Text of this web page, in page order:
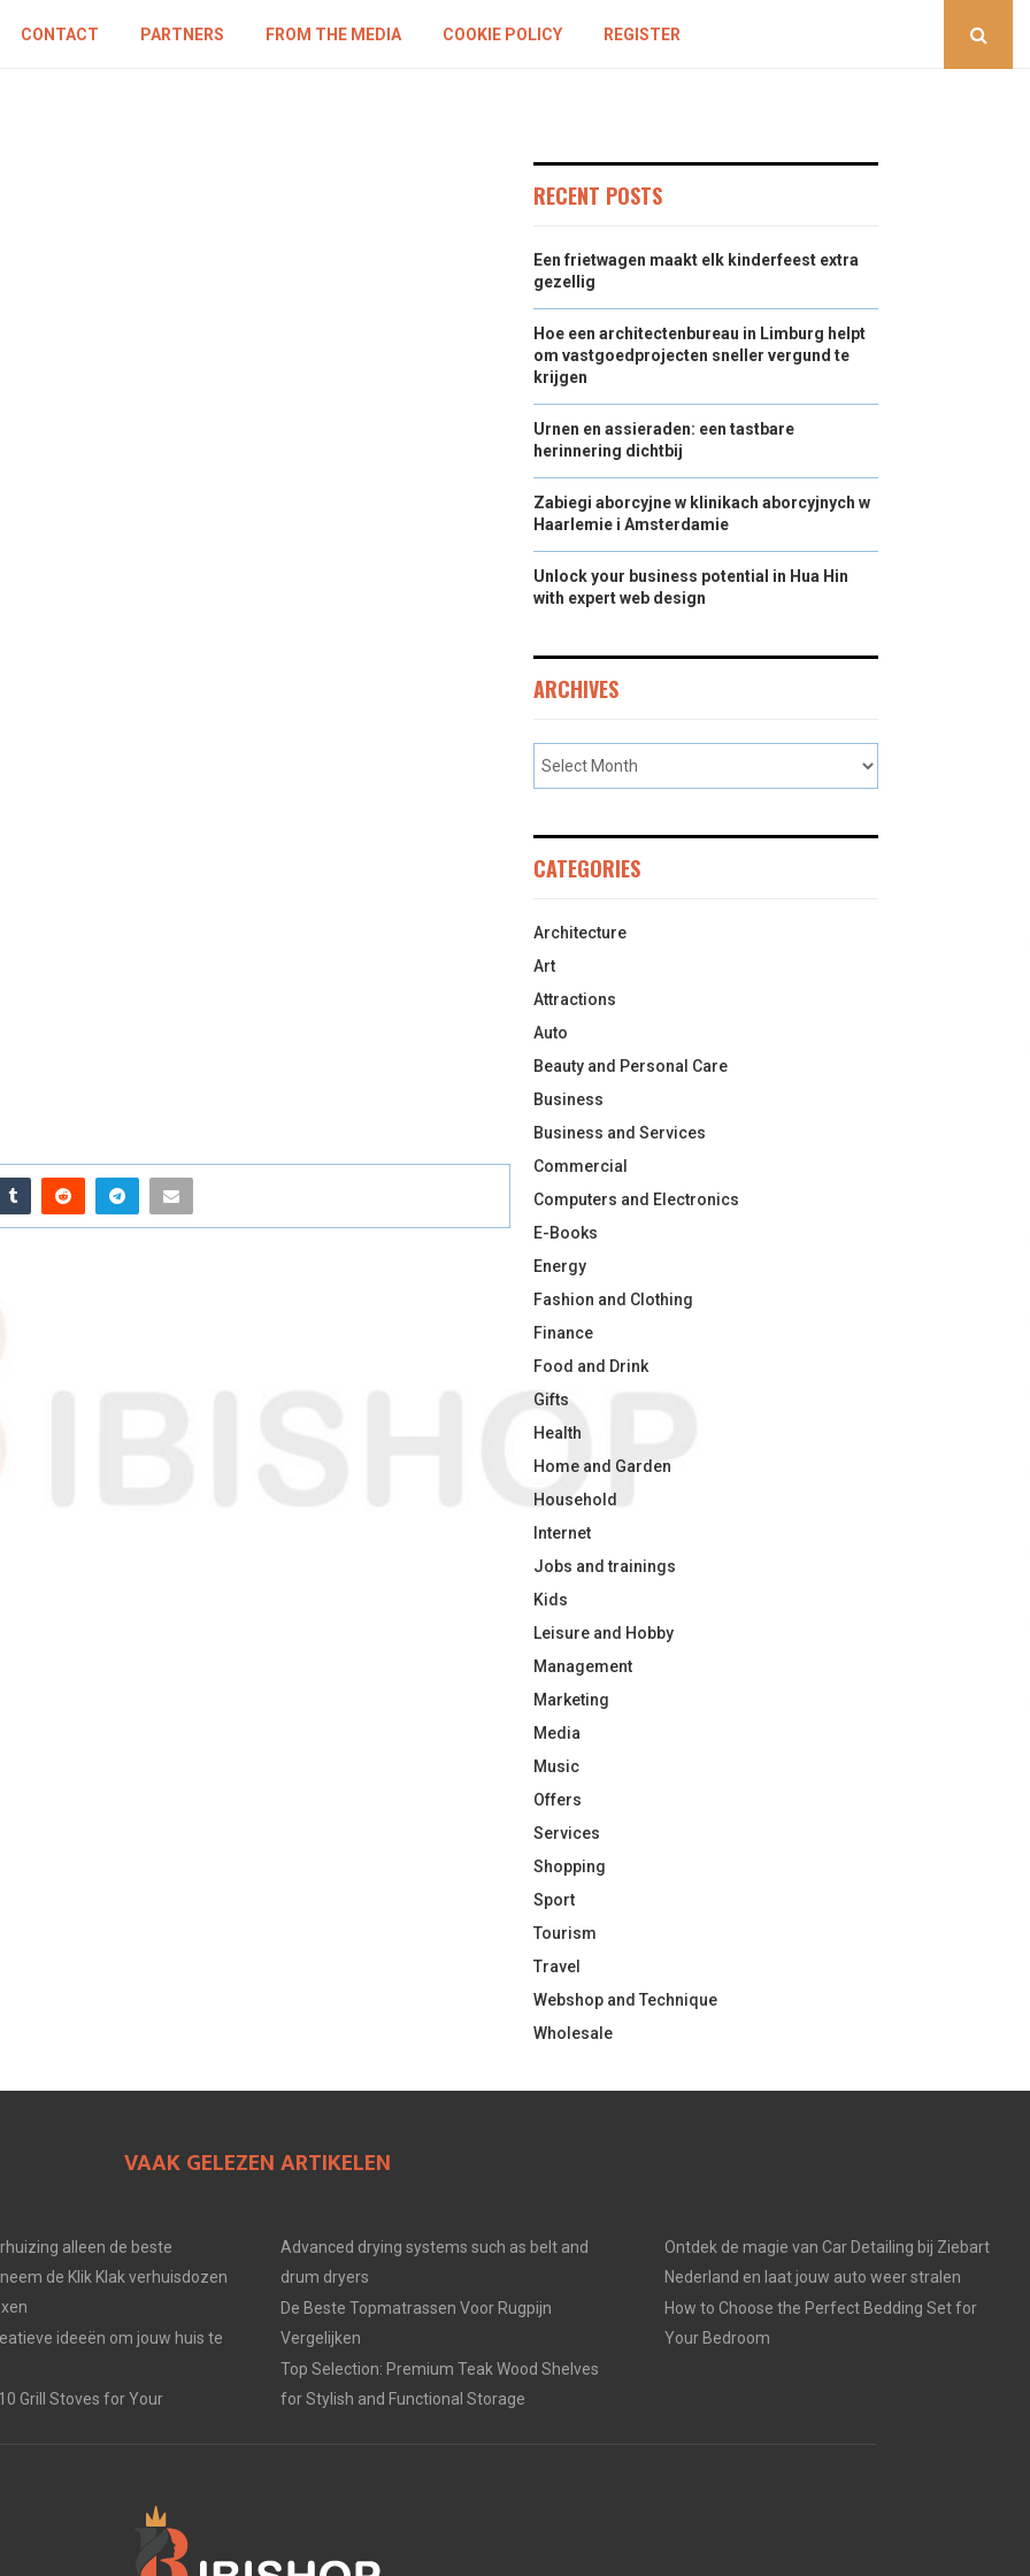
CONTACT PARTNERS FROM THE MEDIA COOKIE POLICY REGISTER
RECENT POSTS
Een frietwagen maakt elk kinderfeest extra
gezellig
Hoe een architectenbureau in Limburg helpt
om vastgoedprojecten sneller vergund te
krijgen
Urnen en assieraden: een tastbare
herinnering dichtbij
Zabiegi aborcyjne w klinikach aborcyjnych w
Haarlemie i Amsterdamie
Unlock your business potential in Hua Hin
with expert web design
ARCHIVES
CATEGORIES
Architecture
Art
Attractions
Auto
Beauty and Personal Care
Business
Business and Services
Commercial
Computers and Electronics
E-Books
Energy
Fashion and Clothing
Finance
Food and Drink
Gifts
Health
Home and Garden
Household
Internet
Jobs and trainings
Kids
Leisure and Hobby
Management
Marketing
Media
Music
Offers
Services
Shopping
Sport
Tourism
Travel
Webshop and Technique
Wholesale
VAAK GELEZEN ARTIKELEN
alleen de beste
de Klik Klak verhuisdozen
ideeën om jouw huis te
Grill Stoves for Your
Advanced drying systems such as belt and
drum dryers
De Beste Topmatrassen Voor Rugpijn
Vergelijken
Top Selection: Premium Teak Wood Shelves
for Stylish and Functional Storage
Ontdek de magie van Car Detailing bij Ziebart
Nederland en laat jouw auto weer stralen
How to Choose the Perfect Bedding Set for
Your Bedroom